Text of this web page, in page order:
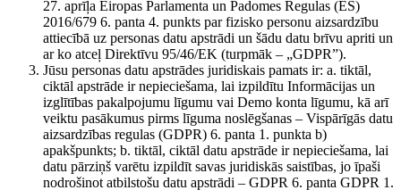
27. aprīļa Eiropas Parlamenta un Padomes Regulas (ES)
2016/679 6. panta 4. punkts par fizisko personu aizsardzību
attiecībā uz personas datu apstrādi un šādu datu brīvu apriti un
ar ko atceļ Direktīvu 95/46/EK (turpmāk – „GDPR”).
Jūsu personas datu apstrādes juridiskais pamats ir: a. tiktāl,
ciktāl apstrāde ir nepieciešama, lai izpildītu Informācijas un
izglītības pakalpojumu līgumu vai Demo konta līgumu, kā arī
veiktu pasākumus pirms līguma noslēgšanas – Vispārīgās datu
aizsardzības regulas (GDPR) 6. panta 1. punkta b)
apakšpunkts; b. tiktāl, ciktāl datu apstrāde ir nepieciešama, lai
datu pārziņš varētu izpildīt savas juridiskās saistības, jo īpaši
nodrošinot atbilstošu datu apstrādi – GDPR 6. panta GDPR 1.